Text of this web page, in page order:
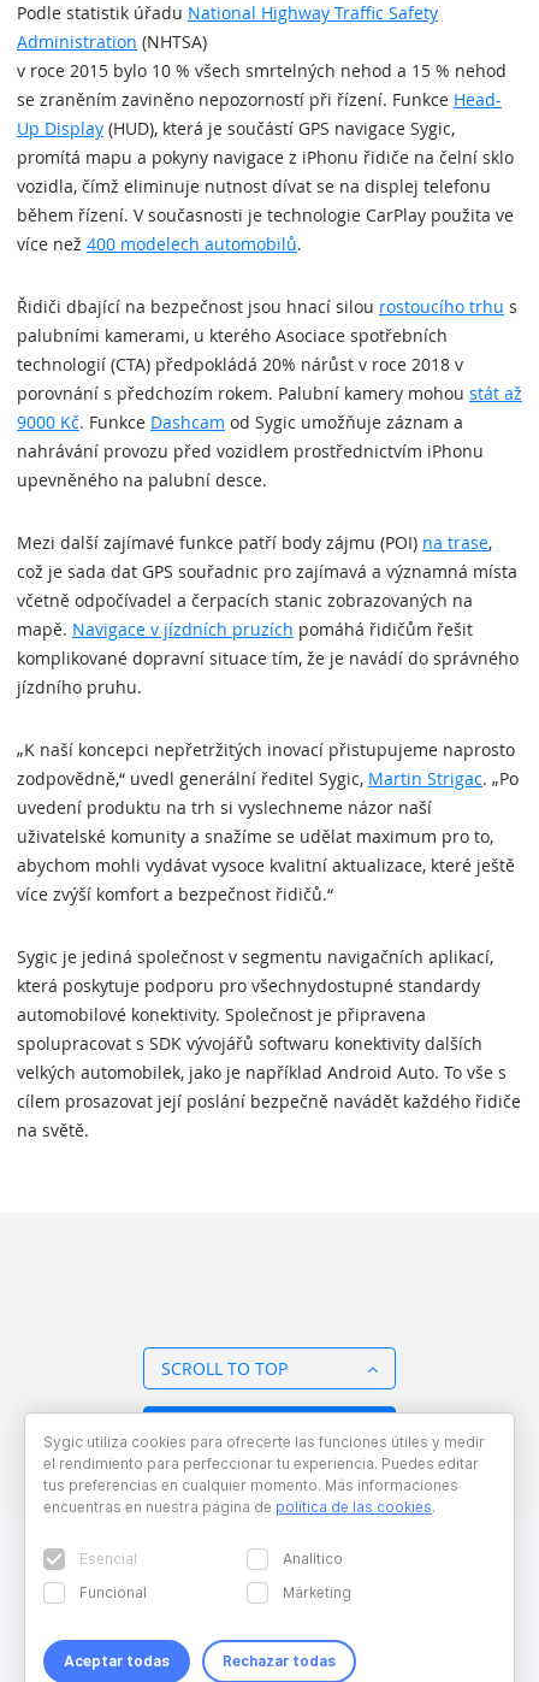
Podle statistik úřadu National Highway Traffic Safety
Administration (NHTSA)
v roce 2015 bylo 10 % všech smrtelných nehod a 15 % nehod
se zraněním zaviněno nepozorností při řízení. Funkce Head-
Up Display (HUD), která je součástí GPS navigace Sygic,
promítá mapu a pokyny navigace z iPhonu řidiče na čelní sklo
vozidla, čímž eliminuje nutnost dívat se na displej telefonu
během řízení. V současnosti je technologie CarPlay použita ve
více než 400 modelech automobilů.
Řidiči dbající na bezpečnost jsou hnací silou rostoucího trhu s
palubními kamerami, u kterého Asociace spotřebních
technologií (CTA) předpokládá 20% nárůst v roce 2018 v
porovnání s předchozím rokem. Palubní kamery mohou stát až
9000 Kč. Funkce Dashcam od Sygic umožňuje záznam a
nahrávání provozu před vozidlem prostřednictvím iPhonu
upevněného na palubní desce.
Mezi další zajímavé funkce patří body zájmu (POI) na trase,
což je sada dat GPS souřadnic pro zajímavá a významná místa
včetně odpočívadel a čerpacích stanic zobrazovaných na
mapě. Navigace v jízdních pruzích pomáhá řidičům řešit
komplikované dopravní situace tím, že je navádí do správného
jízdního pruhu.
„K naší koncepci nepřetržitých inovací přistupujeme naprosto
zodpovědně,“ uvedl generální ředitel Sygic, Martin Strigac. „Po
uvedení produktu na trh si vyslechneme názor naší
uživatelské komunity a snažíme se udělat maximum pro to,
abychom mohli vydávat vysoce kvalitní aktualizace, které ještě
více zvýší komfort a bezpečnost řidičů.“
Sygic je jediná společnost v segmentu navigačních aplikací,
která poskytuje podporu pro všechnydostupné standardy
automobilové konektivity. Společnost je připravena
spolupracovat s SDK vývojářů softwaru konektivity dalších
velkých automobilek, jako je například Android Auto. To vše s
cílem prosazovat její poslání bezpečně navádět každého řidiče
na světě.
SCROLL TO TOP
Copyright © 2026 Sygic. All right reserved. Developed by
Sygic utiliza cookies para ofrecerte las funciones útiles y medir
el rendimiento para perfeccionar tu experiencia. Puedes editar
tus preferencias en cualquier momento. Más informaciones
encuentras en nuestra página de política de las cookies.
Esencial
Analítico
Funcional
Márketing
Aceptar todas Rechazar todas